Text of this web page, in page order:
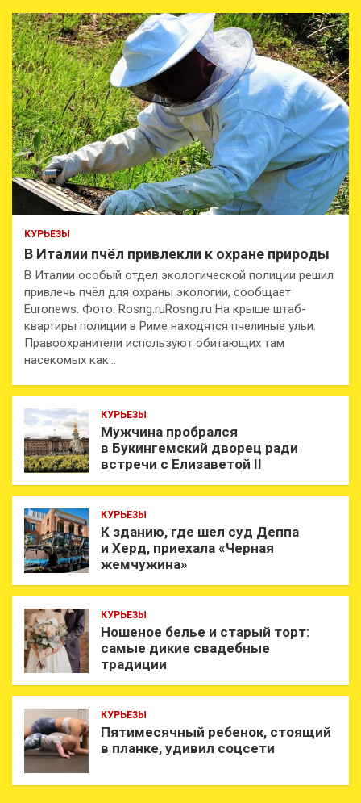
к
КУРЬЕЗЫ
В Италии пчёл привлекли к охране природы
В Италии особый отдел экологической полиции решил
привлечь пчёл для охраны экологии, сообщает
Euronews. Фото: Rosng.ruRosng.ru На крыше штаб-
квартиры полиции в Риме находятся пчелиные ульи.
Правоохранители используют обитающих там
насекомых как…
КУРЬЕЗЫ
Мужчина пробрался
в Букингемский дворец ради
встречи с Елизаветой II
КУРЬЕЗЫ
К зданию, где шел суд Деппа
и Херд, приехала «Черная
жемчужина»
КУРЬЕЗЫ
Ношеное белье и старый торт:
самые дикие свадебные
традиции
КУРЬЕЗЫ
Пятимесячный ребенок, стоящий
в планке, удивил соцсети